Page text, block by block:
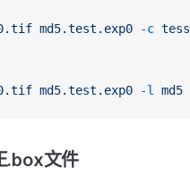
md5.test.exp0 -c
md5.test.exp0 -l md5
.box文件